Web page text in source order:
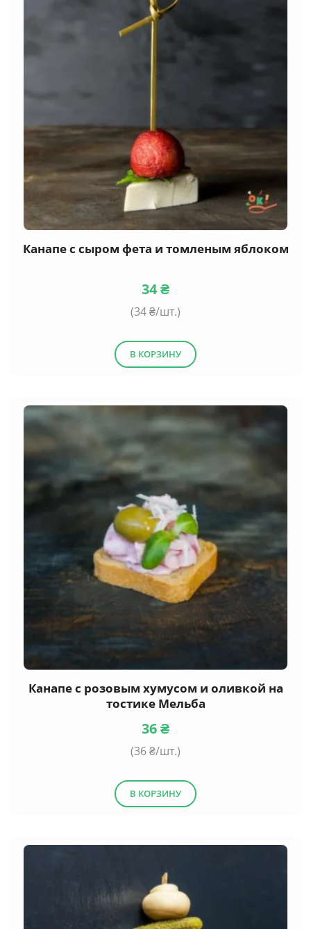
Канапе с сыром фета и томленым яблоком
34₴
(34₴/шт.)
В КОРЗИНУ
Канапе с розовым хумусом и оливкой на
тостике Мельба
36₴
(36₴/шт.)
В КОРЗИНУ